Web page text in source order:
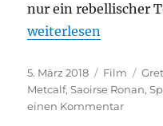
nur ein rebellischer
„Lady Bird“
weiterlesen
Veröffentlicht
am
5. März 2018 Kategorien
Film
Metcalf,Saoirse Ronan,
einen Kommentarzu